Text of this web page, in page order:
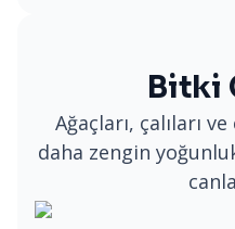
Bitki
Ağaçları, çalıları
daha zengin